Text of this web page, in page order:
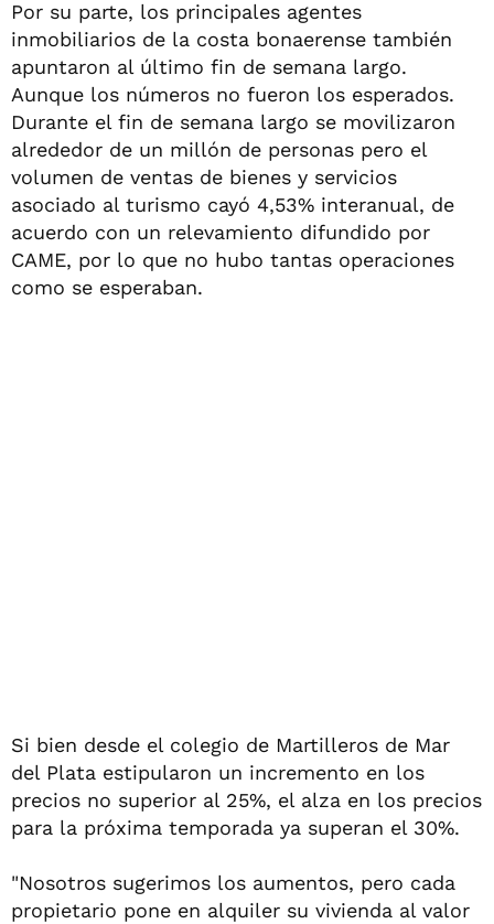
Por su parte, los principales agentes
inmobiliarios de la costa bonaerense también
apuntaron al último fin de semana largo.
Aunque los números no fueron los esperados.
Durante el fin de semana largo se movilizaron
alrededor de un millón de personas pero el
volumen de ventas de bienes y servicios
asociado al turismo cayó 4,53% interanual, de
acuerdo con un relevamiento difundido por
CAME, por lo que no hubo tantas operaciones
como se esperaban.
Si bien desde el colegio de Martilleros de Mar
del Plata estipularon un incremento en los
precios no superior al 25%, el alza en los precios
para la próxima temporada ya superan el 30%.
"Nosotros sugerimos los aumentos, pero cada
propietario pone en alquiler su vivienda al valor